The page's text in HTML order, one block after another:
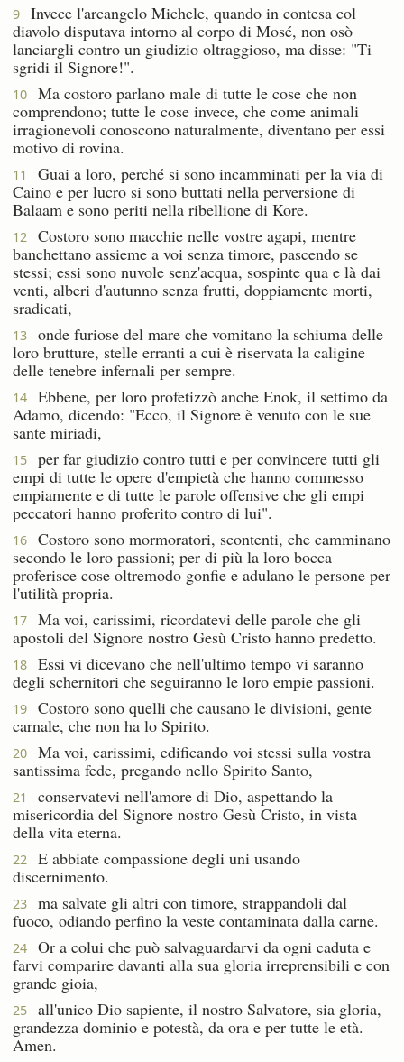
9
Invece l'arcangelo Michele, quando in contesa col
diavolo disputava intorno al corpo di Mosé, non osò
lanciargli contro un giudizio oltraggioso, ma disse: "Ti
sgridi il Signore!".
10
Ma costoro parlano male di tutte le cose che non
comprendono; tutte le cose invece, che come animali
irragionevoli conoscono naturalmente, diventano per essi
motivo di rovina.
11
Guai a loro, perché si sono incamminati per la via di
Caino e per lucro si sono buttati nella perversione di
Balaam e sono periti nella ribellione di Kore.
12
Costoro sono macchie nelle vostre agapi, mentre
banchettano assieme a voi senza timore, pascendo se
stessi; essi sono nuvole senz'acqua, sospinte qua e là dai
venti, alberi d'autunno senza frutti, doppiamente morti,
sradicati,
13
onde furiose del mare che vomitano la schiuma delle
loro brutture, stelle erranti a cui è riservata la caligine
delle tenebre infernali per sempre.
14
Ebbene, per loro profetizzò anche Enok, il settimo da
Adamo, dicendo: "Ecco, il Signore è venuto con le sue
sante miriadi,
15
per far giudizio contro tutti e per convincere tutti gli
empi di tutte le opere d'empietà che hanno commesso
empiamente e di tutte le parole offensive che gli empi
peccatori hanno proferito contro di lui".
16
Costoro sono mormoratori, scontenti, che camminano
secondo le loro passioni; per di più la loro bocca
proferisce cose oltremodo gonfie e adulano le persone per
l'utilità propria.
17
Ma voi, carissimi, ricordatevi delle parole che gli
apostoli del Signore nostro Gesù Cristo hanno predetto.
18
Essi vi dicevano che nell'ultimo tempo vi saranno
degli schernitori che seguiranno le loro empie passioni.
19
Costoro sono quelli che causano le divisioni, gente
carnale, che non ha lo Spirito.
20
Ma voi, carissimi, edificando voi stessi sulla vostra
santissima fede, pregando nello Spirito Santo,
21
conservatevi nell'amore di Dio, aspettando la
misericordia del Signore nostro Gesù Cristo, in vista
della vita eterna.
22
E abbiate compassione degli uni usando
discernimento.
23
ma salvate gli altri con timore, strappandoli dal
fuoco, odiando perfino la veste contaminata dalla carne.
24
Or a colui che può salvaguardarvi da ogni caduta e
farvi comparire davanti alla sua gloria irreprensibili e con
grande gioia,
25
all'unico Dio sapiente, il nostro Salvatore, sia gloria,
grandezza dominio e potestà, da ora e per tutte le età.
Amen.